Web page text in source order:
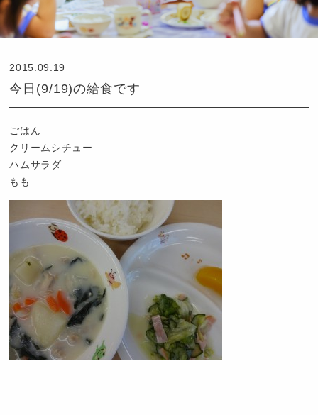
2015.09.19
今日(9/19)の給食です
ごはん
クリームシチュー
ハムサラダ
もも